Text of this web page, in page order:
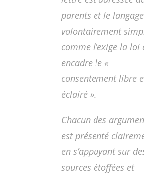
parents et le
volontairement
comme l’exige la loi
encadre le «
consentement libre
éclairé ».
Chacun des
est présenté
en s’appuyant sur
sources étoffées et